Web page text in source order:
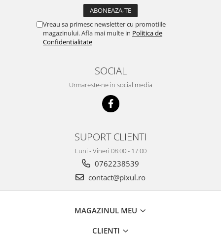
Vreau sa primesc newsletter cu promotiile
magazinului. Afla mai multe in Politica de
Confidentialitate
SOCIAL
Urmareste-ne in social media
SUPORT CLIENTI
Luni - Vineri 08:00 - 17:00
0762238539
contact@pixul.ro
MAGAZINUL MEU
CLIENTI